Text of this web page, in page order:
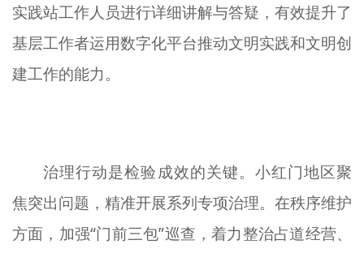
实践站工作人员进行详细讲解与答疑，有效提升了
基层工作者运用数字化平台推动文明实践和文明创
建工作的能力。
治理行动是检验成效的关键。小红门地区聚
焦突出问题，精准开展系列专项治理。在秩序维护
方面，加强“门前三包”巡查，着力整治占道经营、